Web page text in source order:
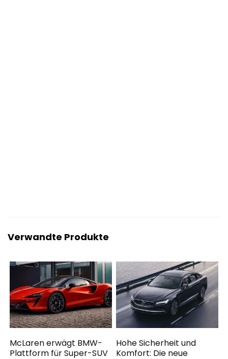
Verwandte Produkte
McLaren erwägt BMW-
Plattform für Super-SUV
Hohe Sicherheit und
Komfort: Die neue